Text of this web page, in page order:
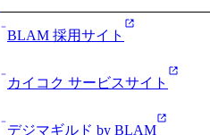
BLAM 採用サイト
カイコク サービスサイト
デジマギルド by BLAM